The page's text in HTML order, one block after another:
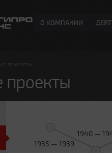
О КОМПАНИИ
проекты
проекты
1935 — 1939
1940 —